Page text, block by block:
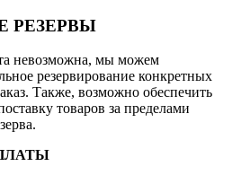
РЕЗЕРВЫ
невозможна, мы можем
резервирование конкретных
Также, возможно обеспечить
товаров за пределами